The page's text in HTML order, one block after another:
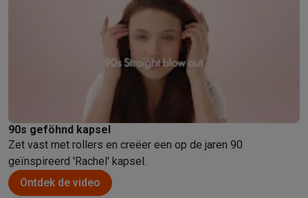
90s geföhnd kapsel
Zet vast met rollers en creëer een op de jaren 90
geïnspireerd 'Rachel' kapsel.
Ontdek de video